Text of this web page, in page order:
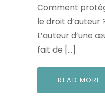
Comment
le droit d’auteur
L’auteur d’une
fait de […]
READ MORE